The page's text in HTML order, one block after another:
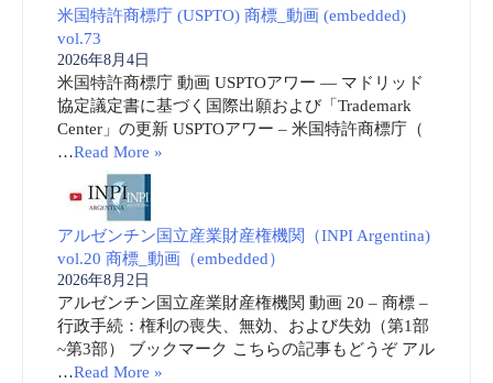
米国特許商標庁 (USPTO) 商標_動画 (embedded)
vol.73
2026年8月4日
米国特許商標庁 動画 USPTOアワー ― マドリッド
協定議定書に基づく国際出願および「Trademark
Center」の更新 USPTOアワー – 米国特許商標庁（
…Read More »
アルゼンチン国立産業財産権機関（INPI Argentina)
vol.20 商標_動画（embedded）
2026年8月2日
アルゼンチン国立産業財産権機関 動画 20 – 商標 –
行政手続：権利の喪失、無効、および失効（第1部
~第3部） ブックマーク こちらの記事もどうぞ アル
…Read More »